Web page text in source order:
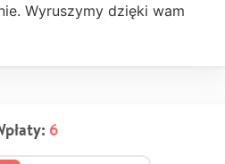
Wyruszymy dzięki wam
6